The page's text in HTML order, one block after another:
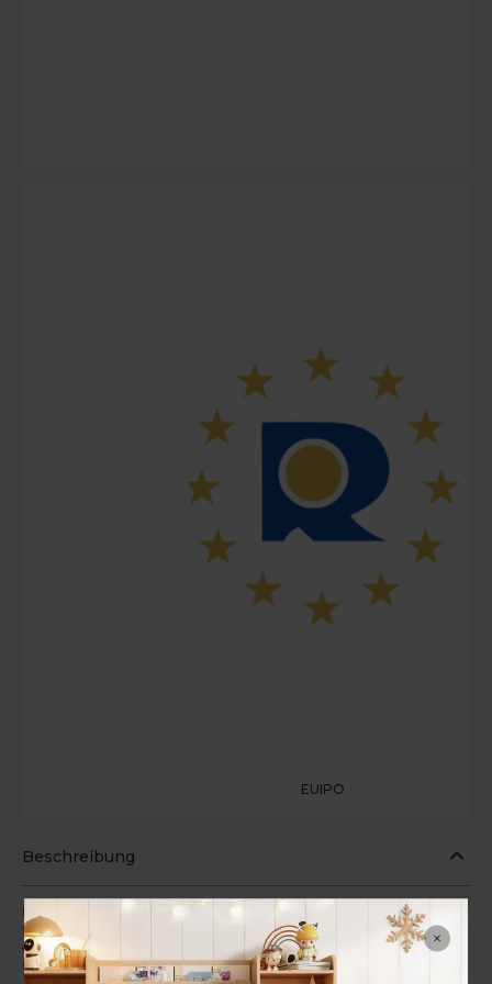
EUIPO
Beschreibung
Ein Geschenk, das in Erinnerung bleibt
Weich, liebenswert und voller Charakter – dieses Lama-Schaukeltier ist
ein wunderschönes Geschenk für Geburtstage, Feiertage und
besondere Anlässe.